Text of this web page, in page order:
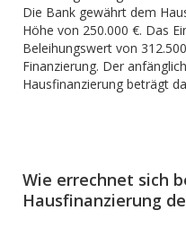
Die Bank gewährt dem
Höhe von 250.000 €. Das
Beleihungswert von
Finanzierung. Der
Hausfinanzierung beträgt
Wie errechnet sich
Hausfinanzierung